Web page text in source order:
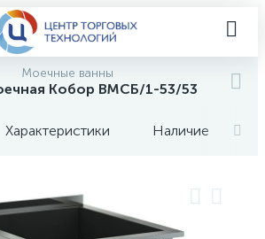
Моечные ванны
Кобор ВМСБ/1-53/53
Характеристики Наличие